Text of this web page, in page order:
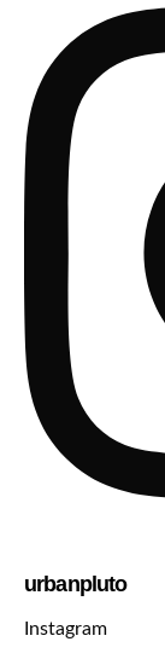
urbanpluto
Instagram